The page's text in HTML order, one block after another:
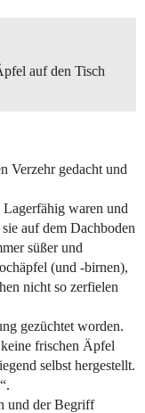
auf den Tisch
Verzehr gedacht und
waren und
auf dem Dachboden
süßer und
(und -birnen),
nicht so zerfielen
gezüchtet worden.
frischen Äpfel
selbst hergestellt.
und der Begriff